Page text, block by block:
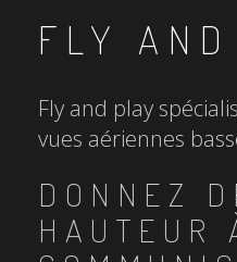
FLY
Fly and play
vues aériennes
DONNEZ
HAUTEUR